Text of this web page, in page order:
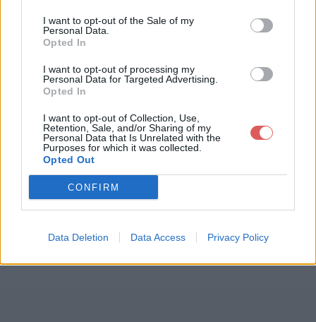
I want to opt-out of the Sale of my
Personal Data.
Opted In
I want to opt-out of processing my
Personal Data for Targeted Advertising.
Opted In
I want to opt-out of Collection, Use,
Retention, Sale, and/or Sharing of my
Personal Data that Is Unrelated with the
Purposes for which it was collected.
Opted Out
CONFIRM
Data Deletion Data Access Privacy Policy
Télécharger le fichier A COMPLE
TER Du 07 Mars 2011 au 11 Mars
2011 Gpe 7a.docx
Télécharger A COMPLETER Du 07
Mars 2011 au 11 Mars 2011 Gpe 7a.
docx